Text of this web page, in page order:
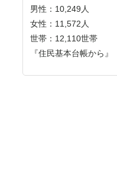
男性：10,249人
女性：11,572人
世帯：12,110世帯
『住民基本台帳から』